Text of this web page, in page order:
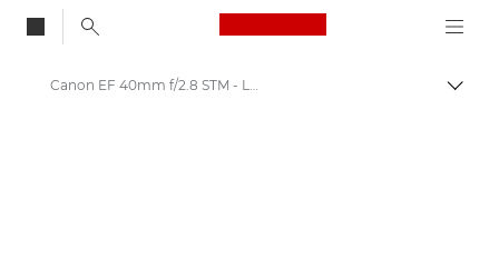
Canon Logo, back
Canon EF 40mm f/2.8 STM - Lenses - Camera & Photo lenses